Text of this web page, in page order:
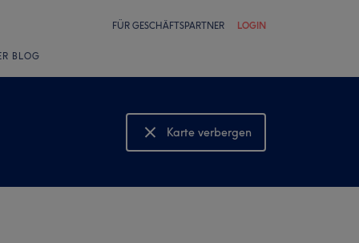
FÜR GESCHÄFTSPARTNER LOGIN
BLOG
Karte verbergen
Karte anzeigen